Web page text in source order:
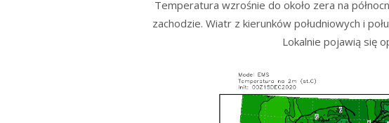
Temperatura wzrośnie do około zera na
zachodzie. Wiatr z kierunków południowych i
Lokalnie pojawią się